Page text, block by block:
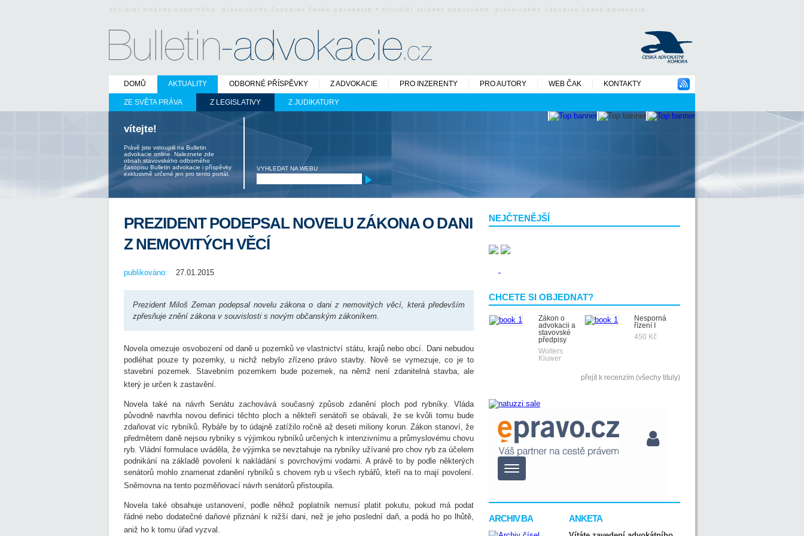
oficiální stránky odborného právnického časopisu české advokacie • oficiální stránky odborného právnického časopisu české advokacie
DOMŮ AKTUALITY
ZE SVĚTA PRÁVA Z LEGISLATIVY Z JUDIKATURY
ODBORNÉ PŘÍSPĚVKY Z ADVOKACIE PRO INZERENTY PRO AUTORY WEB ČAK KONTAKTY
vítejte!
Právě jste vstoupili na Bulletin
advokacie online. Naleznete zde
obsah stavovského odborného
časopisu Bulletin advokacie i příspěvky
exklusivně určené jen pro tento portál.
VYHLEDAT NA WEBU
NEJČTENĚJŠÍ
CHCETE SI OBJEDNAT?
Zákon o
advokacii a
stavovské
předpisy
Wolters
Kluwer
Nesporná
řízení I
450 Kč
přejít k recenzím (všechy tituly)
ARCHIV BA ANKETA
PREZIDENT PODEPSAL NOVELU ZÁKONA O DANI
Z NEMOVITÝCH VĚCÍ
publikováno: 27.01.2015
Prezident Miloš Zeman podepsal novelu zákona o dani z nemovitých věcí, která především
zpřesňuje znění zákona v souvislosti s novým občanským zákoníkem.
Novela omezuje osvobození od daně u pozemků ve vlastnictví státu, krajů nebo obcí. Dani nebudou
podléhat pouze ty pozemky, u nichž nebylo zřízeno právo stavby. Nově se vymezuje, co je to
stavební pozemek. Stavebním pozemkem bude pozemek, na němž není zdanitelná stavba, ale
který je určen k zastavění.
Novela také na návrh Senátu zachovává současný způsob zdanění ploch pod rybníky. Vláda
původně navrhla novou definici těchto ploch a někteří senátoři se obávali, že se kvůli tomu bude
zdaňovat víc rybníků. Rybáře by to údajně zatížilo ročně až deseti miliony korun. Zákon stanoví, že
předmětem daně nejsou rybníky s výjimkou rybníků určených k intenzivnímu a průmyslovému chovu
ryb. Vládní formulace uváděla, že výjimka se nevztahuje na rybníky užívané pro chov ryb za účelem
podnikání na základě povolení k nakládání s povrchovými vodami. A právě to by podle některých
senátorů mohlo znamenat zdanění rybníků s chovem ryb u všech rybářů, kteří na to mají povolení.
Sněmovna na tento pozměňovací návrh senátorů přistoupila.
Novela také obsahuje ustanovení, podle něhož poplatník nemusí platit pokutu, pokud má podat
řádné nebo dodatečné daňové přiznání k nižší dani, než je jeho poslední daň, a podá ho po lhůtě,
aniž ho k tomu úřad vyzval.